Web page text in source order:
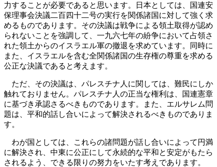
力することが必要であると思います。日本としては、国連安
保理事会決議二百四十二号の実行を関係諸国に対して強く求
めるものであります。その決議は戦争による領土取得が認め
られないことを強調して、一九六七年の紛争において占領さ
れた領土からのイスラエル軍の撤退を求めています。同時に
また、イスラエルを含む全関係諸国の生存権の尊重を求める
公正な決議であると考えます。
ただ、その決議は、パレスチナ人に関しては、難民にしか
触れておりません。パレスチナ人の正当な権利は、国連憲章
に基づき承認さるべきものであります。また、エルサレム問
題は、平和的話し合いによって解決されるべきものでありま
す。
わが国としては、これらの諸問題が話し合いによって円満
に解決され、中東に公正にして永続的な平和と安定がもたら
されるよう、できる限りの努力をいたす考えであります。